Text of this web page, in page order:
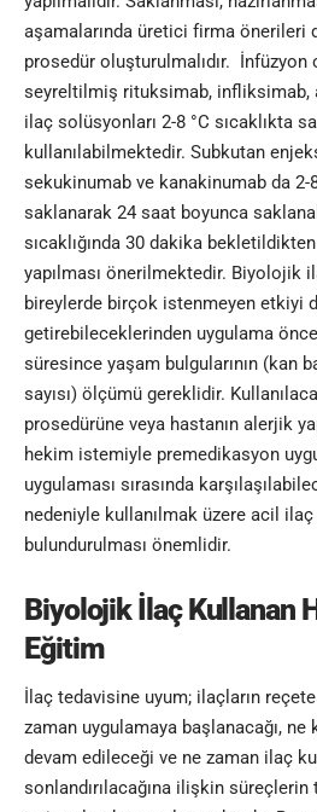
aşamalarında üretici firma önerileri
prosedür oluşturulmalıdır. İnfüzyon
seyreltilmiş rituksimab, infliksimab,
ilaç solüsyonları 2-8 °C sıcaklıkta
kullanılabilmektedir. Subkutan
sekukinumab ve kanakinumab da 2-
saklanarak 24 saat boyunca
sıcaklığında 30 dakika
yapılması önerilmektedir. Biyolojik
bireylerde birçok istenmeyen etkiyi
getirebileceklerinden uygulama
süresince yaşam bulgularının (kan
sayısı) ölçümü gereklidir.
prosedürüne veya hastanın alerjik
hekim istemiyle premedikasyon
uygulaması sırasında
nedeniyle kullanılmak üzere acil
bulundurulması önemlidir.
Biyolojik İlaç Kullanan
Eğitim
İlaç tedavisine uyum; ilaçların
zaman uygulamaya başlanacağı,
devam edileceği ve ne zaman ilaç
sonlandırılacağına ilişkin